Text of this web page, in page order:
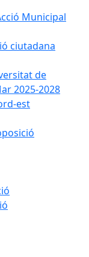
Municipal
ciutadana
de
2025-2028
est